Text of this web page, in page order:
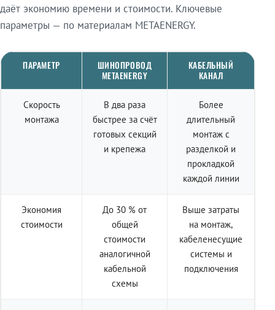
даёт экономию времени и стоимости. Ключевые
параметры — по материалам METAENERGY.
ПАРАМЕТР
ШИНОПРОВОД
METAENERGY
КАБЕЛЬНЫЙ
КАНАЛ
Скорость
монтажа
В два раза
быстрее за счёт
готовых секций
и крепежа
Более
длительный
монтаж с
разделкой и
прокладкой
каждой линии
Экономия
стоимости
До 30 % от
общей
стоимости
аналогичной
кабельной
схемы
Выше затраты
на монтаж,
кабеленесущие
системы и
подключения